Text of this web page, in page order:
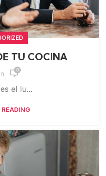
TU COCINA
0
el lu...